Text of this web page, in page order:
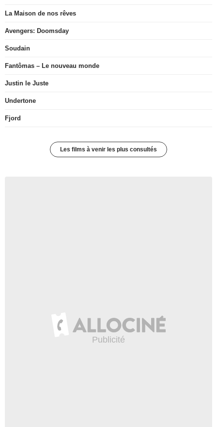
La Maison de nos rêves
Avengers: Doomsday
Soudain
Fantômas – Le nouveau monde
Justin le Juste
Undertone
Fjord
Les films à venir les plus consultés